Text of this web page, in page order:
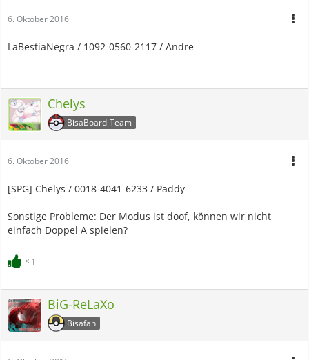
6. Oktober 2016
LaBestiaNegra / 1092-0560-2117 / Andre
Chelys
BisaBoard-Team
6. Oktober 2016
[SPG] Chelys / 0018-4041-6233 / Paddy
Sonstige Probleme: Der Modus ist doof, können wir nicht
einfach Doppel A spielen?
1
BiG-ReLaXo
Bisafan